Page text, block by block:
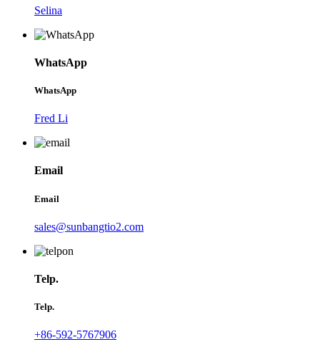
Selina
WhatsApp
WhatsApp
Fred Li
Email
Email
sales@sunbangtio2.com
Telp.
Telp.
+86-592-5767906